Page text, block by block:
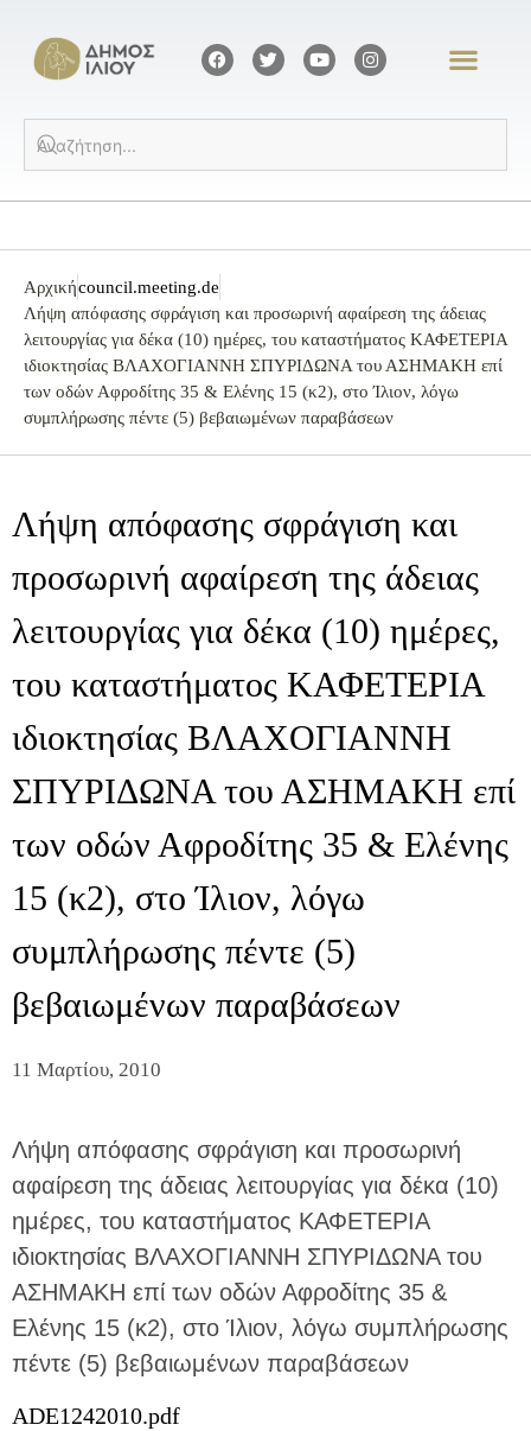
Αρχικήcouncil.meeting.de
Λήψη απόφασης σφράγιση και προσωρινή αφαίρεση της άδειας
λειτουργίας για δέκα (10) ημέρες, του καταστήματος ΚΑΦΕΤΕΡΙΑ
ιδιοκτησίας ΒΛΑΧΟΓΙΑΝΝΗ ΣΠΥΡΙΔΩΝΑ του ΑΣΗΜΑΚΗ επί
των οδών Αφροδίτης 35 & Ελένης 15 (κ2), στο Ίλιον, λόγω
συμπλήρωσης πέντε (5) βεβαιωμένων παραβάσεων
Λήψη απόφασης σφράγιση και
προσωρινή αφαίρεση της άδειας
λειτουργίας για δέκα (10) ημέρες,
του καταστήματος ΚΑΦΕΤΕΡΙΑ
ιδιοκτησίας ΒΛΑΧΟΓΙΑΝΝΗ
ΣΠΥΡΙΔΩΝΑ του ΑΣΗΜΑΚΗ επί
των οδών Αφροδίτης 35 & Ελένης
15 (κ2), στο Ίλιον, λόγω
συμπλήρωσης πέντε (5)
βεβαιωμένων παραβάσεων
11 Μαρτίου, 2010
Λήψη απόφασης σφράγιση και προσωρινή
αφαίρεση της άδειας λειτουργίας για δέκα (10)
ημέρες, του καταστήματος ΚΑΦΕΤΕΡΙΑ
ιδιοκτησίας ΒΛΑΧΟΓΙΑΝΝΗ ΣΠΥΡΙΔΩΝΑ του
ΑΣΗΜΑΚΗ επί των οδών Αφροδίτης 35 &
Ελένης 15 (κ2), στο Ίλιον, λόγω συμπλήρωσης
πέντε (5) βεβαιωμένων παραβάσεων
ADE1242010.pdf